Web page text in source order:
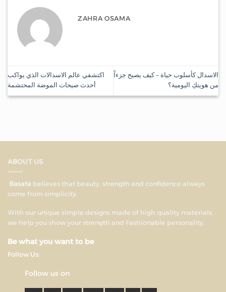
ZAHRA OSAMA
اكتشفي عالم الاسدالات الذي يواكب
أحدث صيحات الموضة المحتشمة
الاسدال كأسلوب حياة – كيف يصبح جزءاً
من هويتكِ اليومية؟
ABOUT US
Basata believes that beauty, strength and confidence always
come from simplicity.
With our unique simple designs made of high quality materials,
we help you show your strength and Fashionable personality.
Be what you want to be
Follow Us:
Follow us on